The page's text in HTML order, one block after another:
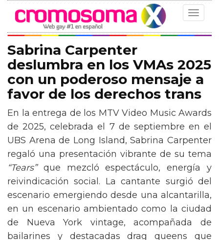
Toggle
Sabrina Carpenter
deslumbra en los VMAs 2025
con un poderoso mensaje a
favor de los derechos trans
En la entrega de los MTV Video Music Awards
de 2025, celebrada el 7 de septiembre en el
UBS Arena de Long Island, Sabrina Carpenter
regaló una presentación vibrante de su tema
“Tears”que mezcló espectáculo, energía y
reivindicación social. La cantante surgió del
escenario emergiendo desde una alcantarilla,
en un escenario ambientado como la ciudad
de Nueva York vintage, acompañada de
bailarines y destacadas drag queens que